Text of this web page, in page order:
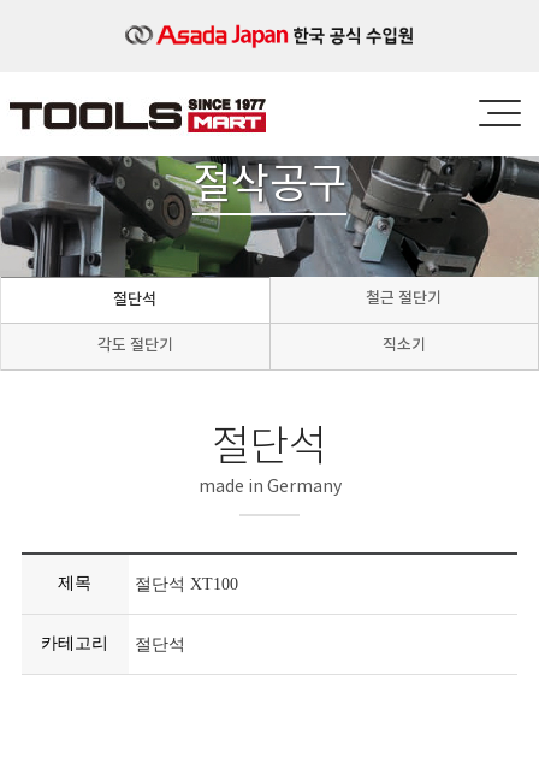
절삭공구
절단석 철근 절단기
각도 절단기 직소기
절단석
made in Germany
제목 절단석 XT100
카테고리 절단석